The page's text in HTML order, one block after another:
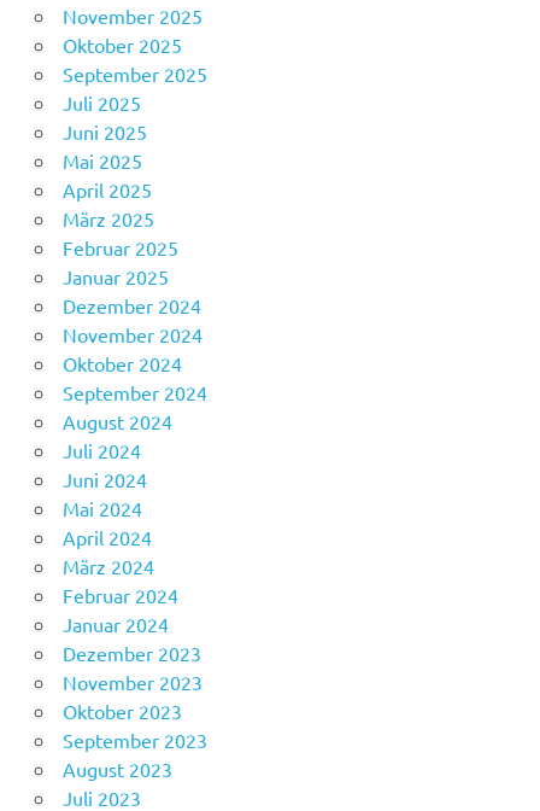
November 2025
Oktober 2025
September 2025
Juli 2025
Juni 2025
Mai 2025
April 2025
März 2025
Februar 2025
Januar 2025
Dezember 2024
November 2024
Oktober 2024
September 2024
August 2024
Juli 2024
Juni 2024
Mai 2024
April 2024
März 2024
Februar 2024
Januar 2024
Dezember 2023
November 2023
Oktober 2023
September 2023
August 2023
Juli 2023